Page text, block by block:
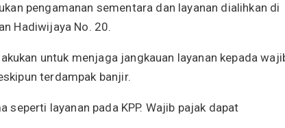
pengamanan sementara dan layanan dialihkan di
Hadiwijaya No. 20.
untuk menjaga jangkauan layanan kepada
terdampak banjir.
seperti layanan pada KPP. Wajib pajak dapat